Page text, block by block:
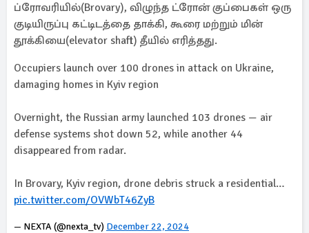
ப்ரோவரியில்(Brovary), விழுந்த ட்ரோன் குப்பைகள் ஒரு
குடியிருப்பு கட்டிடத்தை தாக்கி, கூரை மற்றும் மின்
தூக்கியை(elevator shaft) தீயில் எரித்தது.
Occupiers launch over 100 drones in attack on Ukraine,
damaging homes in Kyiv region
Overnight, the Russian army launched 103 drones — air
defense systems shot down 52, while another 44
disappeared from radar.
In Brovary, Kyiv region, drone debris struck a residential…
pic.twitter.com/OVWbT46ZyB
— NEXTA (@nexta_tv) December 22, 2024